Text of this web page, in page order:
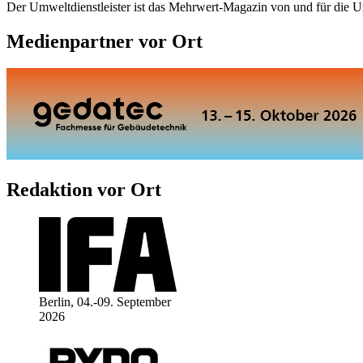
Der Umweltdienstleister ist das Mehrwert-Magazin von und für die
Medienpartner vor Ort
Redaktion vor Ort
Berlin, 04.-09. September
2026